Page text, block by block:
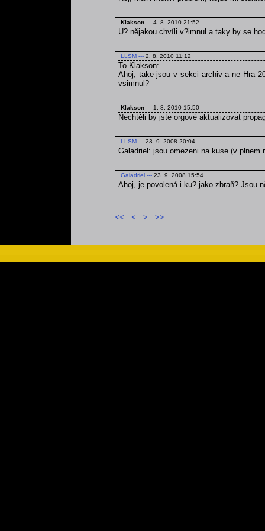
Klakson --- 4. 8. 2010 21:52
U? nějakou chvíli v?imnul a taky by se
LLSM --- 2. 8. 2010 11:12
To Klakson:
Ahoj, take jsou v sekci archiv a ne Hra
vsimnul?
Klakson --- 1. 8. 2010 15:50
Nechtěli by jste orgové aktualizovat
LLSM --- 23. 9. 2008 20:04
Galadriel: jsou omezeni na kuse (v plnem
Galadriel --- 23. 9. 2008 15:54
Ahoj, je povolená i ku? jako zbraň? Jsou
<< < > >>